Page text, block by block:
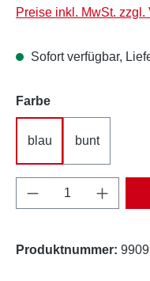
Preise inkl. MwSt. zzgl.
Sofort verfügbar,
Farbeauswählen
blau bunt
Produkt
Produktnummer: